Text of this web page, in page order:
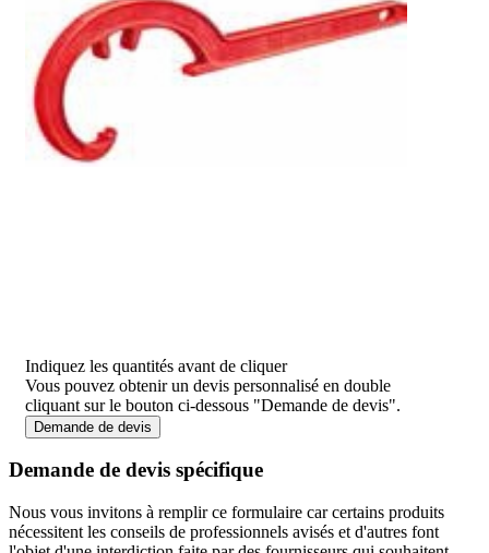
Indiquez les quantités avant de cliquer
Vous pouvez obtenir un devis personnalisé en double
cliquant sur le bouton ci-dessous "Demande de devis".
Demande de devis
Demande de devis spécifique
Nous vous invitons à remplir ce formulaire car certains produits
nécessitent les conseils de professionnels avisés et d'autres font